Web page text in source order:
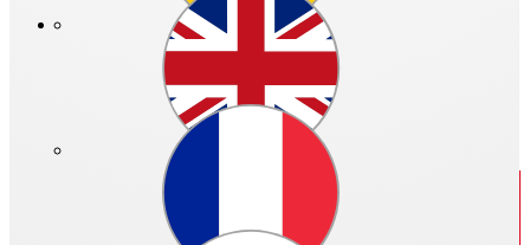
Neuerungen der HeliosOnline Welt finden Sie
bisher auf KWLeasyPlan und HeliosSelect gespeicherten
können Sie bis auf Weiteres erreichen. Alle Infos dazu
finden Sie nach der vollständigen Registrierung und dem Login
unter "Ihre Projekte" sowie "Ihre Auslegungen".
Schließen